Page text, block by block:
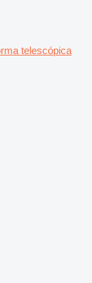
telescópica